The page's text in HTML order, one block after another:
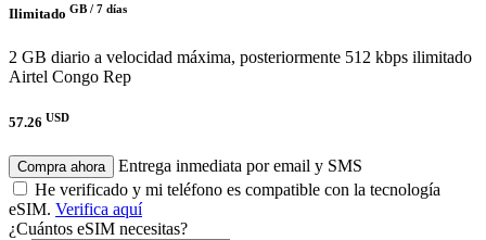
Ilimitado GB / 7 días
2 GB diario a velocidad máxima, posteriormente 512 kbps ilimitado
Airtel Congo Rep
57.26 USD
Compra ahora
Entrega inmediata por email y SMS
He verificado y mi teléfono es compatible con la tecnología
eSIM. Verifica aquí
¿Cuántos eSIM necesitas?